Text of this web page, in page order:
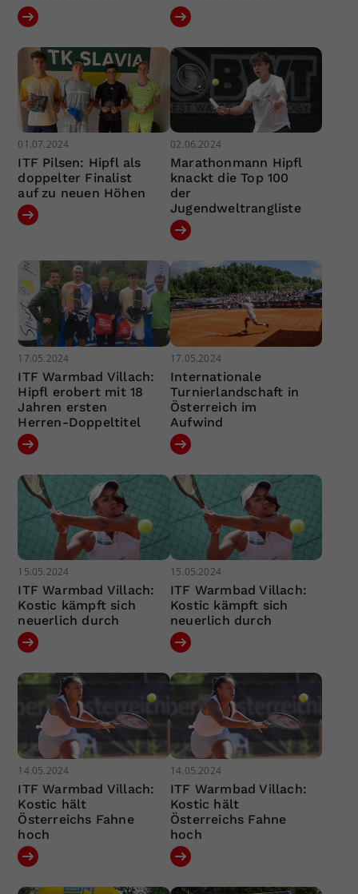
01.07.2024
ITF Pilsen: Hipfl als
doppelter Finalist
auf zu neuen Höhen
02.06.2024
Marathonmann Hipfl
knackt die Top 100
der
Jugendweltrangliste
17.05.2024
ITF Warmbad Villach:
Hipfl erobert mit 18
Jahren ersten
Herren-Doppeltitel
17.05.2024
Internationale
Turnierlandschaft in
Österreich im
Aufwind
15.05.2024
ITF Warmbad Villach:
Kostic kämpft sich
neuerlich durch
15.05.2024
ITF Warmbad Villach:
Kostic kämpft sich
neuerlich durch
14.05.2024
ITF Warmbad Villach:
Kostic hält
Österreichs Fahne
hoch
14.05.2024
ITF Warmbad Villach:
Kostic hält
Österreichs Fahne
hoch